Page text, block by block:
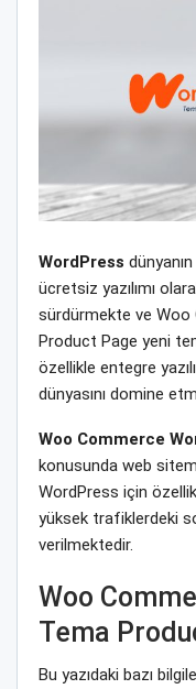
WordPress
ücretsiz yazılımı
sürdürmekte ve Woo
Product Page yeni
özellikle entegre
dünyasını domine
Woo Commerce
konusunda web
WordPress için
yüksek trafiklerdeki
verilmektedir.
Woo
Tema
Bu yazıdaki bazı